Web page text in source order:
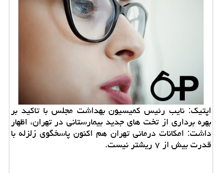
اپتیك: نایب رئیس كمیسیون بهداشت مجلس با تاكید بر
بهره برداری از تخت های جدید بیمارستانی در تهران، اظهار
داشت: امكانات درمانی تهران هم اكنون پاسخگوی زلزله با
قدرت بیش از ۷ ریشتر نیست.